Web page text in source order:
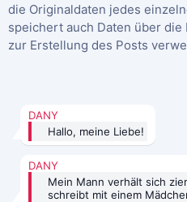
DANY
Hallo, meine Liebe!
DANY
Mein Mann verhält sich
schreibt mit einem
die Originaldaten jedes
speichert auch Daten über die
zur Erstellung des Posts